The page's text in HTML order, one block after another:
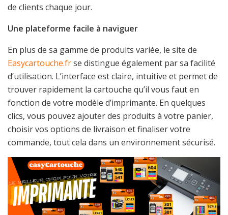
de clients chaque jour.
Une plateforme facile à naviguer
En plus de sa gamme de produits variée, le site de
Easycartouche.frse distingue également par sa facilité
d’utilisation. L’interface est claire, intuitive et permet de
trouver rapidement la cartouche qu’il vous faut en
fonction de votre modèle d’imprimante. En quelques
clics, vous pouvez ajouter des produits à votre panier,
choisir vos options de livraison et finaliser votre
commande, tout cela dans un environnement sécurisé.